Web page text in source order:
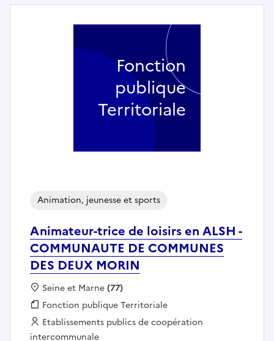
Animateur-trice de loisirs en ALSH -
COMMUNAUTE DE COMMUNES
DES DEUX MORIN
Animation, jeunesse et sports
Localisation :
Seine et Marne(77)
Fonction publique :
Fonction publique Territoriale
Employeur :
Etablissements publics de coopération
intercommunale
Fonction
publique
Territoriale